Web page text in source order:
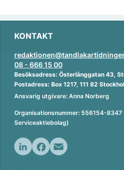
KONTAKT
08 - 666 15 00
Besöksadress: Österlånggatan 43,
Postadress: Box 1217, 111 82
Ansvarig utgivare: Anna Norberg
Organisationsnummer: 556154-8347
Serviceaktiebolag)